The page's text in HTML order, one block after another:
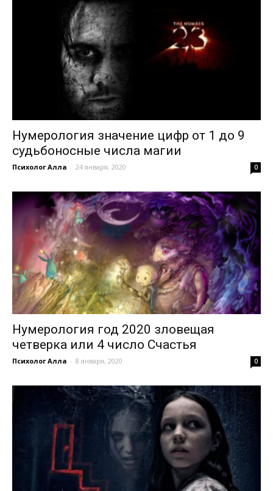
Нумерология значение цифр от 1 до 9
судьбоносные числа магии
Психолог Алла - 24 января, 2020 0
Нумерология год 2020 зловещая
четверка или 4 число Счастья
Психолог Алла - 8 января, 2020 0